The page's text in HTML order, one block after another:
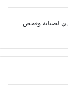
لصيانة وفحص